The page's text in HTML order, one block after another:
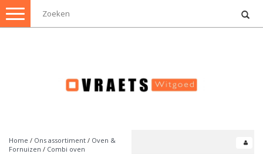
Toggle
navigation
Home / Ons assortiment / Oven &
Fornuizen / Combi oven